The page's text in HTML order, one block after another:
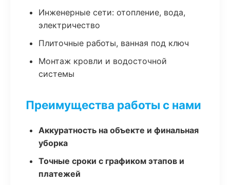
Инженерные сети: отопление, вода,
электричество
Плиточные работы, ванная под ключ
Монтаж кровли и водосточной
системы
Преимущества работы с нами
Аккуратность на объекте и финальная
уборка
Точные сроки с графиком этапов и
платежей